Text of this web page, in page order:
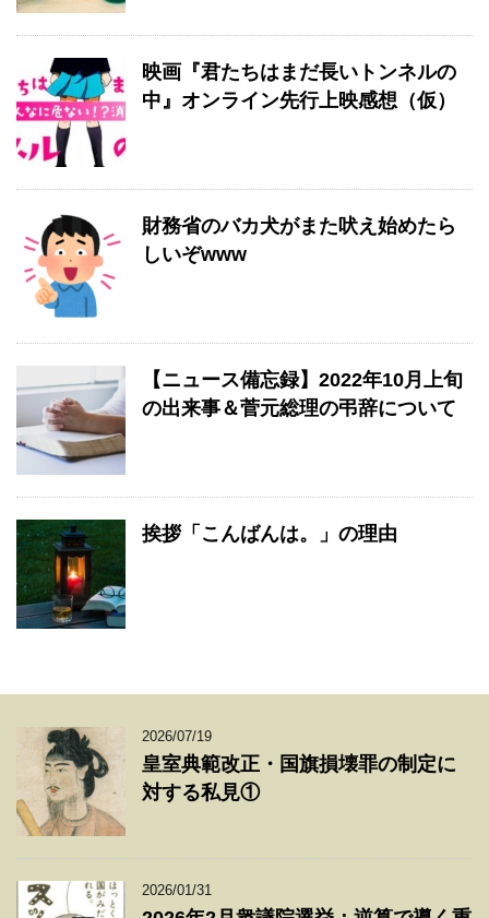
映画『君たちはまだ長いトンネルの
中』オンライン先行上映感想（仮）
財務省のバカ犬がまた吠え始めたら
しいぞwww
【ニュース備忘録】2022年10月上旬
の出来事＆菅元総理の弔辞について
挨拶「こんばんは。」の理由
2026/07/19
皇室典範改正・国旗損壊罪の制定に
対する私見①
2026/01/31